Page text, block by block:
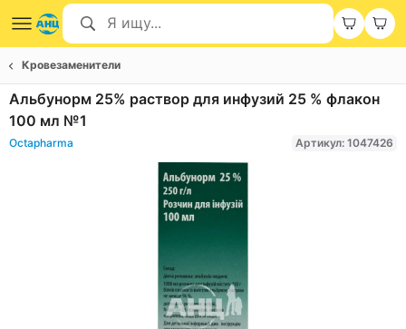
Кровезаменители
Альбунорм 25% раствор для инфузий 25 % флакон
100 мл №1
Octapharma Артикул: 1047426